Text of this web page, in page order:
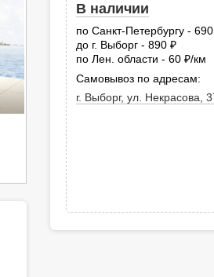
В наличии
по Санкт-Петербургу -
до г. Выборг - 890
по Лен. области - 60
/км
Самовывоз по адресам:
г. Выборг, ул. Некрасова,